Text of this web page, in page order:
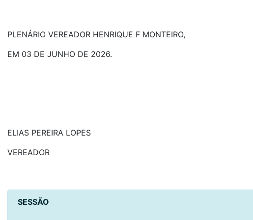
PLENÁRIO VEREADOR HENRIQUE F MONTEIRO,
EM 03 DE JUNHO DE 2026.
ELIAS PEREIRA LOPES
VEREADOR
SESSÃO